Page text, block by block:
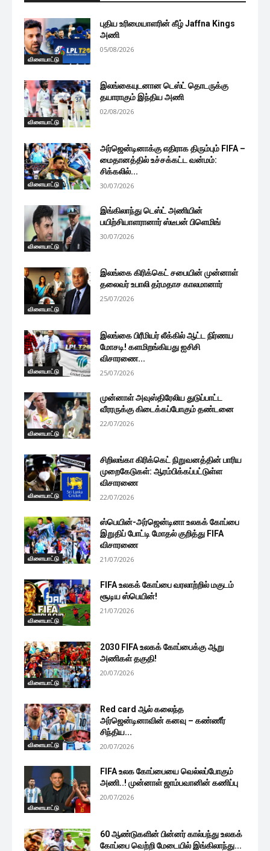
விளையாட்டு
புதிய உரிமையாளரின் கீழ் Jaffna Kings
அணி
05/08/2026
விளையாட்டு
இலங்கையுடனான டெஸ்ட் தொடருக்கு
தயாராகும் இந்திய அணி
02/08/2026
விளையாட்டு
அர்ஜென்டினாக்கு எதிராக திரும்பும் FIFA –
மைதானத்தில் உச்சக்கட்ட வன்மம்:
சிக்கலில்...
30/07/2026
விளையாட்டு
இங்கிலாந்து டெஸ்ட் அணியின்
பயிற்சியாளரானார் ஸ்டீபன் பிளெமிங்
30/07/2026
விளையாட்டு
இலங்கை கிரிக்கெட் சபையின் முன்னாள்
தலைவர் உபாலி தர்மதாச காலமானார்
25/07/2026
விளையாட்டு
இலங்கை பிரீமியர் லீக்கில் ஆட்ட நிர்ணய
மோசடி! களமிறங்கியது ஐசிசி
விசாரணை...
25/07/2026
விளையாட்டு
முன்னாள் அவுஸ்திரேலிய துடுப்பாட்ட
வீரரருக்கு கிடைக்கப்போகும் தண்டனை
22/07/2026
விளையாட்டு
சிறிலங்கா கிரிக்கெட் நிறுவனத்தின் பாரிய
முறைகேடுகள்: ஆரம்பிக்கப்பட்டுள்ள
விசாரணை
22/07/2026
விளையாட்டு
ஸ்பெயின்-அர்ஜென்டினா உலகக் கோப்பை
இறுதிப் போட்டி மோதல் குறித்து FIFA
விசாரணை
21/07/2026
விளையாட்டு
FIFA உலகக் கோப்பை வரலாற்றில் மகுடம்
சூடிய ஸ்பெயின்!
21/07/2026
விளையாட்டு
2030 FIFA உலகக் கோப்பைக்கு ஆறு
அணிகள் தகுதி!
20/07/2026
விளையாட்டு
Red card ஆல் கலைந்த
அர்ஜென்டினாவின் கனவு – கண்ணீர்
சிந்திய...
20/07/2026
விளையாட்டு
FIFA உலக கோப்பையை வெல்லப்போகும்
அணி..! முன்னாள் ஜாம்பவானின் கணிப்பு
20/07/2026
60 ஆண்டுகளின் பின்னர் கால்பந்து உலகக்
கோப்பை வெற்றி மேடையில் இங்கிலாந்து...